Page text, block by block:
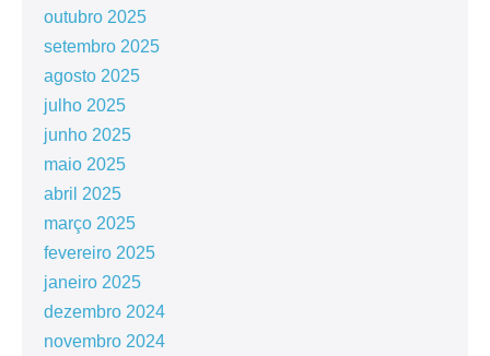
outubro 2025
setembro 2025
agosto 2025
julho 2025
junho 2025
maio 2025
abril 2025
março 2025
fevereiro 2025
janeiro 2025
dezembro 2024
novembro 2024